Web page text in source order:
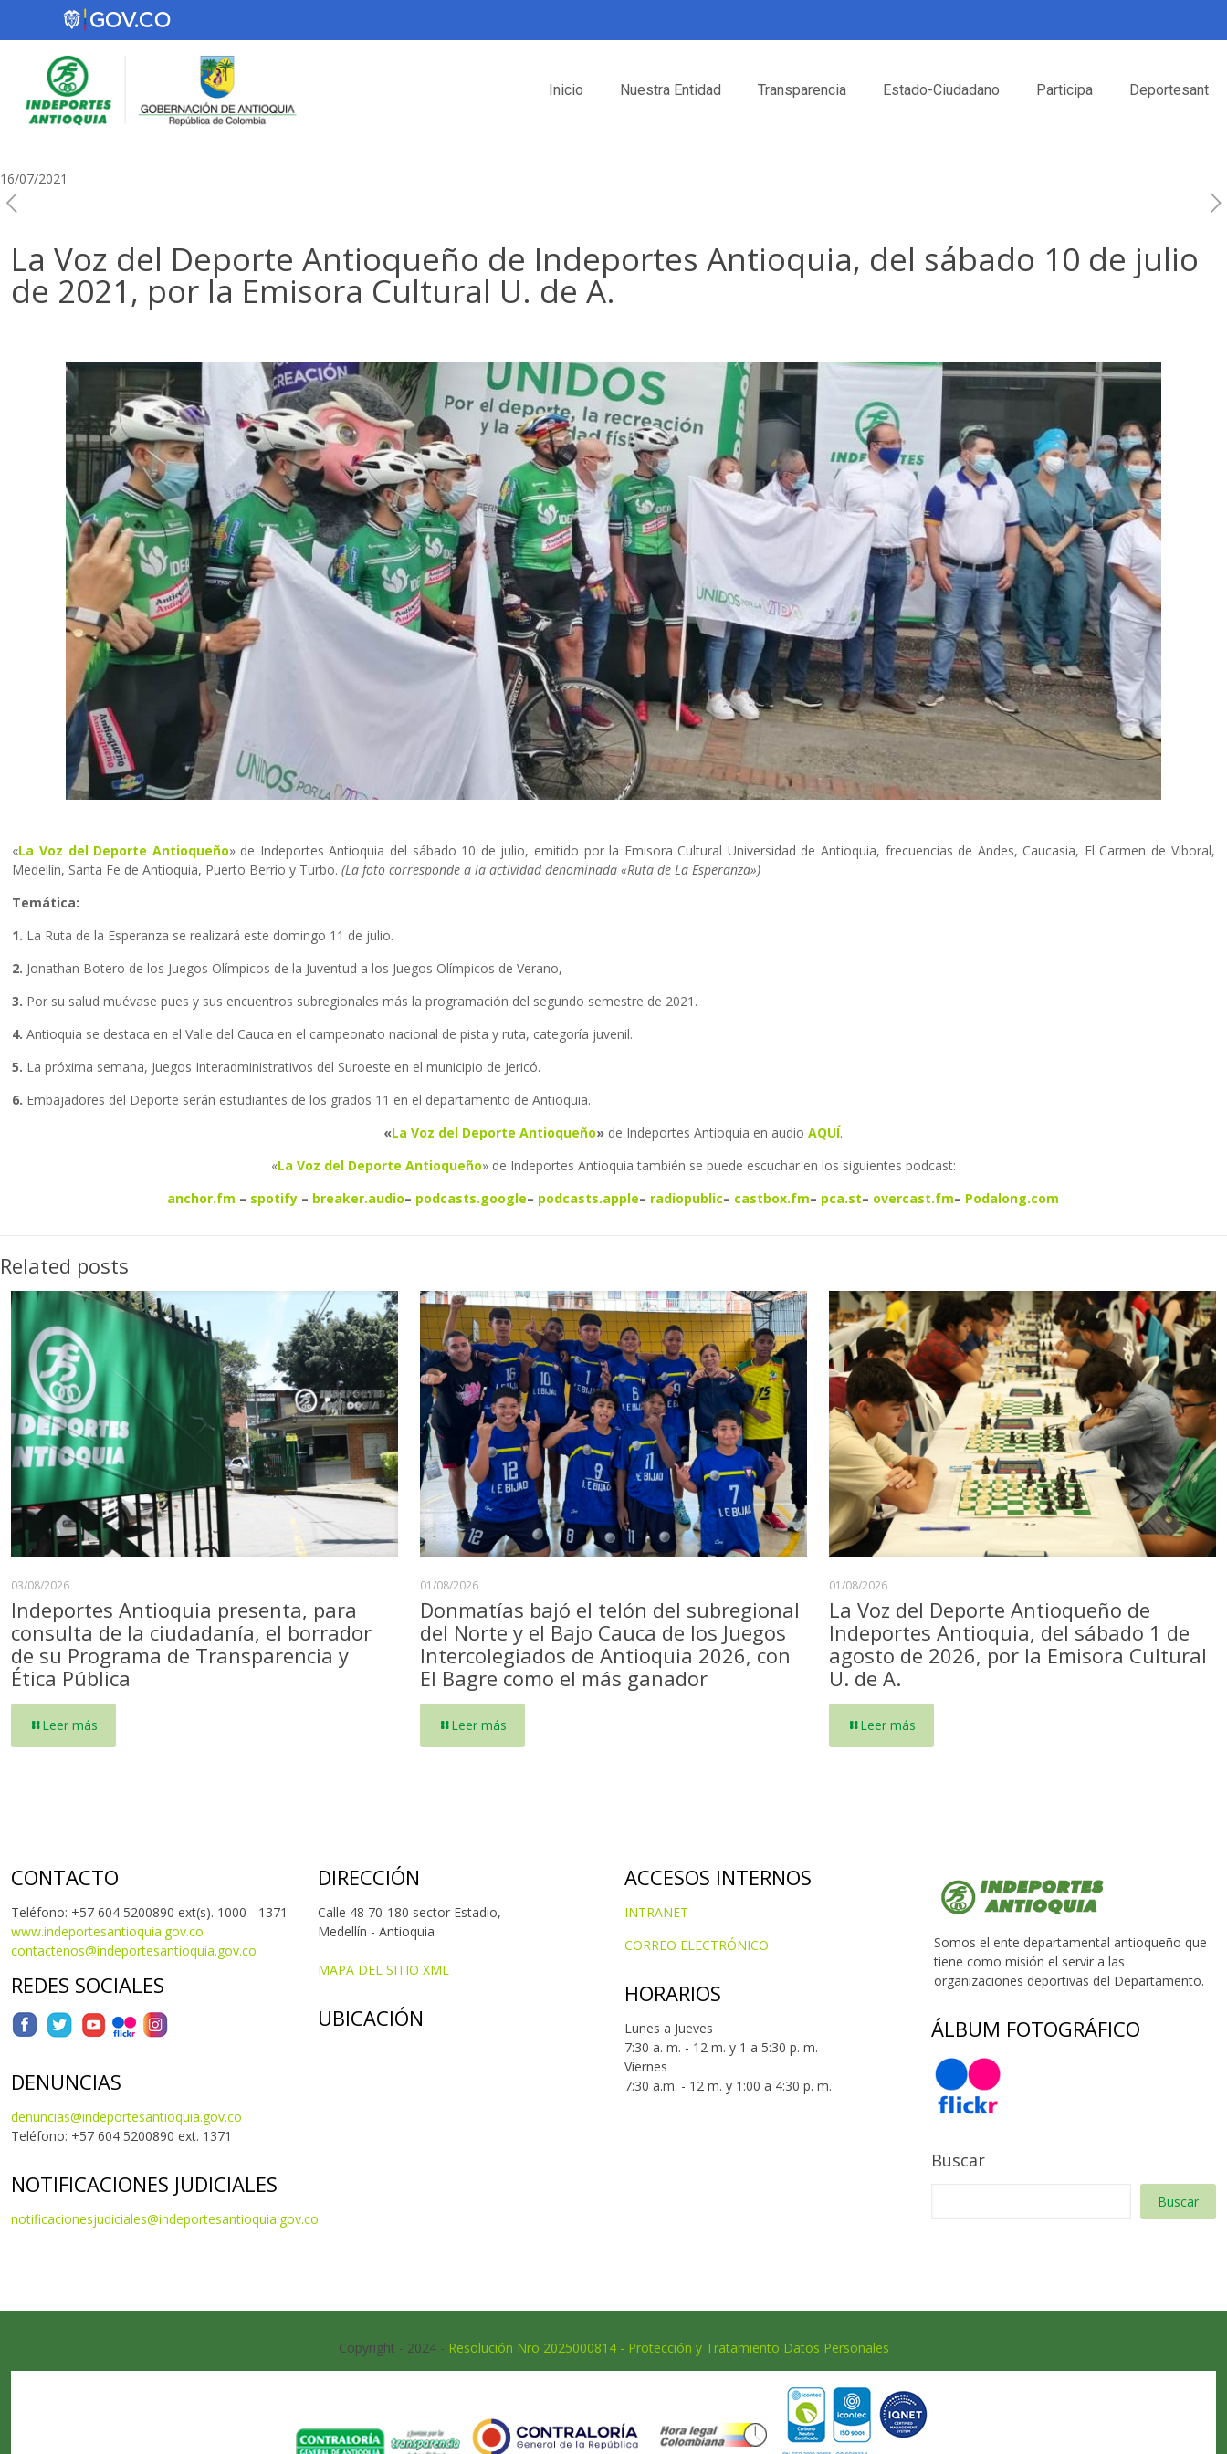
Inicio Nuestra Entidad Transparencia Estado-Ciudadano Participa Deportesant
16/07/2021
La Voz del Deporte Antioqueño de Indeportes Antioquia, del sábado 10 de julio
de 2021, por la Emisora Cultural U. de A.
«La Voz del Deporte Antioqueño» de Indeportes Antioquia del sábado 10 de julio, emitido por la Emisora Cultural Universidad de Antioquia, frecuencias de Andes, Caucasia, El Carmen de Viboral,
Medellín, Santa Fe de Antioquia, Puerto Berrío y Turbo.(La foto corresponde a la actividad denominada «Ruta de La Esperanza»)
Temática:
1. La Ruta de la Esperanza se realizará este domingo 11 de julio.
2. Jonathan Botero de los Juegos Olímpicos de la Juventud a los Juegos Olímpicos de Verano,
3. Por su salud muévase pues y sus encuentros subregionales más la programación del segundo semestre de 2021.
4. Antioquia se destaca en el Valle del Cauca en el campeonato nacional de pista y ruta, categoría juvenil.
5. La próxima semana, Juegos Interadministrativos del Suroeste en el municipio de Jericó.
6. Embajadores del Deporte serán estudiantes de los grados 11 en el departamento de Antioquia.
«La Voz del Deporte Antioqueño» de Indeportes Antioquia en audio AQUÍ.
«La Voz del Deporte Antioqueño» de Indeportes Antioquia también se puede escuchar en los siguientes podcast:
anchor.fm – spotify – breaker.audio– podcasts.google– podcasts.apple– radiopublic– castbox.fm– pca.st– overcast.fm– Podalong.com
Related posts
03/08/2026
Indeportes Antioquia presenta, para
consulta de la ciudadanía, el borrador
de su Programa de Transparencia y
Ética Pública
Leer más
01/08/2026
Donmatías bajó el telón del subregional
del Norte y el Bajo Cauca de los Juegos
Intercolegiados de Antioquia 2026, con
El Bagre como el más ganador
Leer más
01/08/2026
La Voz del Deporte Antioqueño de
Indeportes Antioquia, del sábado 1 de
agosto de 2026, por la Emisora Cultural
U. de A.
Leer más
CONTACTO
Teléfono: +57 604 5200890 ext(s). 1000 - 1371
www.indeportesantioquia.gov.co
contactenos@indeportesantioquia.gov.co
REDES SOCIALES
DENUNCIAS
denuncias@indeportesantioquia.gov.co
Teléfono: +57 604 5200890 ext. 1371
NOTIFICACIONES JUDICIALES
notificacionesjudiciales@indeportesantioquia.gov.co
DIRECCIÓN
Calle 48 70-180 sector Estadio,
Medellín - Antioquia
MAPA DEL SITIO XML
UBICACIÓN
ACCESOS INTERNOS
INTRANET
CORREO ELECTRÓNICO
HORARIOS
Lunes a Jueves
7:30 a. m. - 12 m. y 1 a 5:30 p. m.
Viernes
7:30 a.m. - 12 m. y 1:00 a 4:30 p. m.
Somos el ente departamental antioqueño que
tiene como misión el servir a las
organizaciones deportivas del Departamento.
ÁLBUM FOTOGRÁFICO
Buscar
Buscar
Copyright - 2024 - Resolución Nro 2025000814 - Protección y Tratamiento Datos Personales